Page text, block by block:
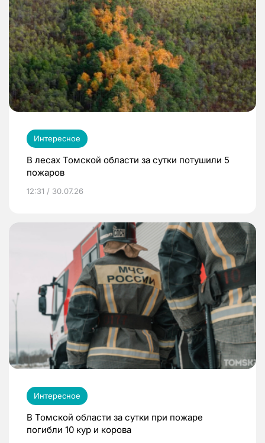
Интересное
В лесах Томской области за сутки потушили 5
пожаров
12:31 / 30.07.26
Интересное
В Томской области за сутки при пожаре
погибли 10 кур и корова